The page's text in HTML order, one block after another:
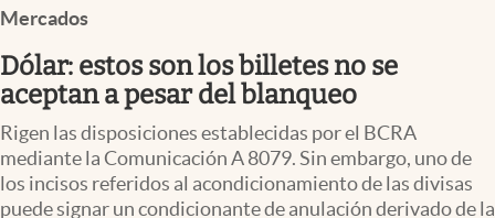
Mercados Online
Negocios
Columnistas
Otras secciones
Apertura
Mercados
Dólar: estos son los billetes no se
aceptan a pesar del blanqueo
Rigen las disposiciones establecidas por el BCRA
mediante la Comunicación A 8079. Sin embargo, uno de
los incisos referidos al acondicionamiento de las divisas
puede signar un condicionante de anulación derivado de la